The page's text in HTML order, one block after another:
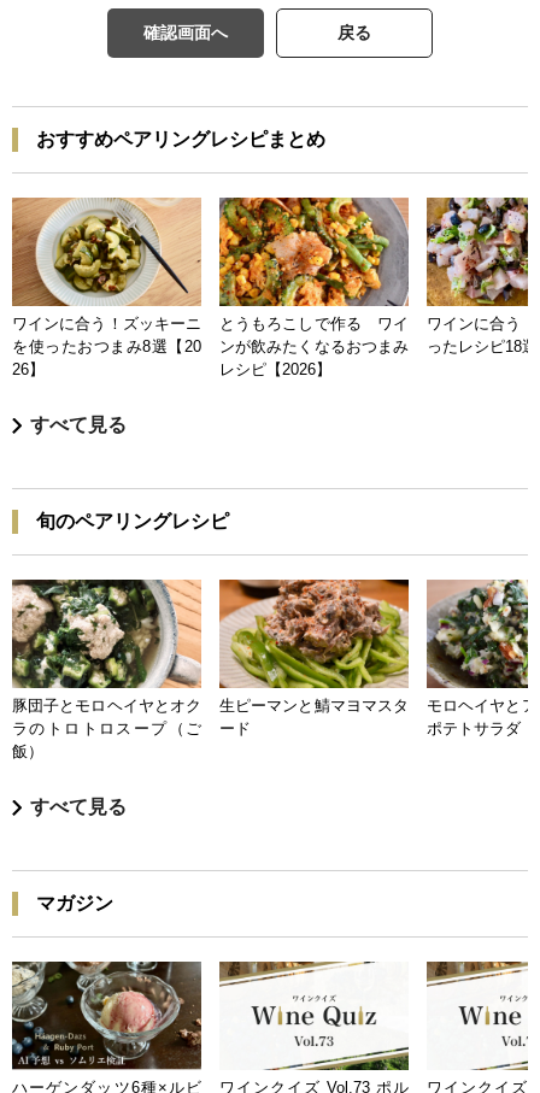
確認画面へ 戻る
おすすめペアリングレシピまとめ
ワインに合う！ズッキーニ
を使ったおつまみ8選【20
26】
とうもろこしで作る ワイ
ンが飲みたくなるおつまみ
レシピ【2026】
ワインに合う
ったレシピ18
すべて見る
旬のペアリングレシピ
豚団子とモロヘイヤとオク
ラのトロトロスープ（ご
飯）
生ピーマンと鯖マヨマスタ
ード
モロヘイヤと
ポテトサラダ
すべて見る
マガジン
ハーゲンダッツ6種×ルビ
ワインクイズ Vol.73 ポル
ワインクイズ